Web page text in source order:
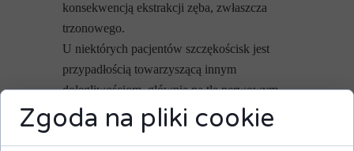
konsekwencją ekstrakcji zęba, zwłaszcza
trzonowego.
U niektórych pacjentów szczękościsk jest
przypadłością towarzyszącą innym
dolegliwościom, głównie na tle nerwowym.
W grę mogą jednak wchodzić także inne
przyczyny, wśród których warto wymienić:
Zgoda na pliki cookie